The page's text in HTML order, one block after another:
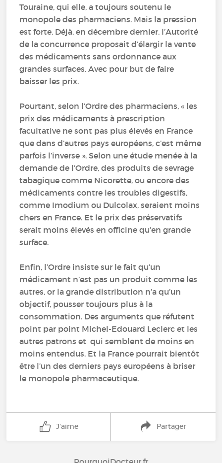
Touraine, qui elle, a toujours soutenu le
monopole des pharmaciens. Mais la pression
est forte. Déjà, en décembre dernier, l’Autorité
de la concurrence proposait d’élargir la vente
des médicaments sans ordonnance aux
grandes surfaces. Avec pour but de faire
baisser les prix.
Pourtant, selon l’Ordre des pharmaciens, « les
prix des médicaments à prescription
facultative ne sont pas plus élevés en France
que dans d’autres pays européens, c’est même
parfois l’inverse ». Selon une étude menée à la
demande de l’Ordre, des produits de sevrage
tabagique comme Nicorette, ou encore des
médicaments contre les troubles digestifs,
comme Imodium ou Dulcolax, seraient moins
chers en France. Et le prix des préservatifs
serait moins élevés en officine qu’en grande
surface.
Enfin, l’Ordre insiste sur le fait qu’un
médicament n’est pas un produit comme les
autres, or la grande distribution n’a qu’un
objectif, pousser toujours plus à la
consommation. Des arguments que réfutent
point par point Michel-Edouard Leclerc et les
autres patrons et qui semblent de moins en
moins entendus. Et la France pourrait bientôt
être l’un des derniers pays européens à briser
le monopole pharmaceutique.
J'aime Partager